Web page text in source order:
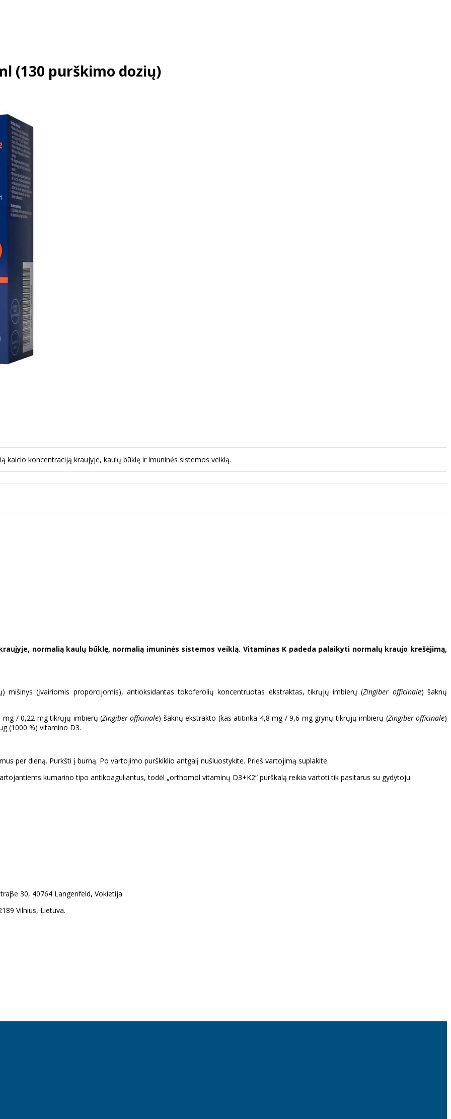
(130 purškimo dozių)
koncentraciją kraujyje, kaulų būklę ir imuninės sistemos veiklą.
normalią kaulų būklę, normalią imuninės sistemos veiklą. Vitaminas K padeda palaikyti normalų kraujo krešėjimą,
mišinys (įvairiomis proporcijomis), antioksidantas tokoferolių koncentruotas ekstraktas, tikrųjų imbierų (Zingiber officinale) šaknų
mg / 0,22 mg tikrųjų imbierų (Zingiber officinale) šaknų ekstrakto (kas atitinka 4,8 mg / 9,6 mg grynų tikrųjų imbierų (Zingiber officinale)
(1000 %) vitamino D3.
per dieną. Purkšti į burną. Po vartojimo purškiklio antgalį nušluostykite. Prieš vartojimą suplakite.
kumarino tipo antikoaguliantus, todėl „orthomol vitaminų D3+K2“ purškalą reikia vartoti tik pasitarus su gydytoju.
30, 40764 Langenfeld, Vokietija.
Vilnius, Lietuva.